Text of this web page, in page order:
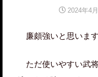
2024年4
廉頗強いと思います
ただ使いやすい武